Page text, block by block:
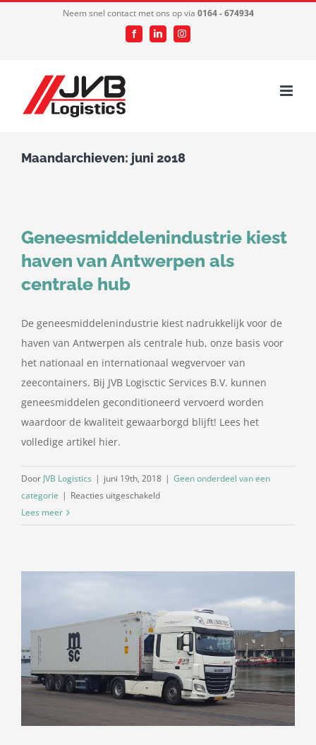
Neem snel contact met ons op via 0164 - 674934
FacebookLinkedInInstagram
Maandarchieven: juni 2018
Geneesmiddelenindustrie kiest
haven van Antwerpen als
centrale hub
De geneesmiddelenindustrie kiest nadrukkelijk voor de
haven van Antwerpen als centrale hub, onze basis voor
het nationaal en internationaal wegvervoer van
zeecontainers. Bij JVB Logisctic Services B.V. kunnen
geneesmiddelen geconditioneerd vervoerd worden
waardoor de kwaliteit gewaarborgd blijft! Lees het
volledige artikel hier.
Door JVB Logistics | juni 19th, 2018 | Geen onderdeel van een
categorie | Reacties uitgeschakeldvoor
centrale
hub
Lees meer